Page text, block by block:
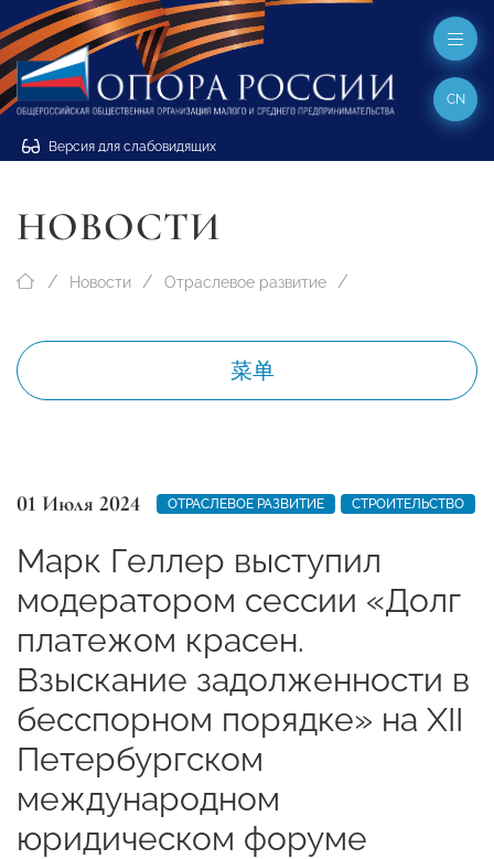
Версия для слабовидящих
CN
НОВОСТИ
Новости Отраслевое развитие
菜单
01 Июля 2024 ОТРАСЛЕВОЕ РАЗВИТИЕ СТРОИТЕЛЬСТВО
Марк Геллер выступил
модератором сессии «Долг
платежом красен.
Взыскание задолженности в
бесспорном порядке» на ХII
Петербургском
международном
юридическом форуме